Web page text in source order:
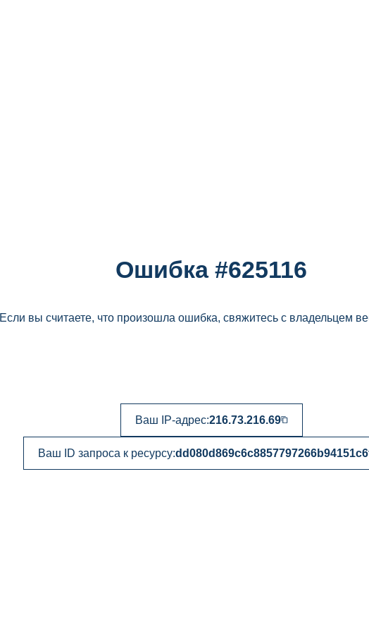
Ошибка #625116
Если вы считаете, что произошла ошибка, свяжитесь с владельцем
Ваш IP-адрес:216.73.216.69
Ваш ID запроса к ресурсу: